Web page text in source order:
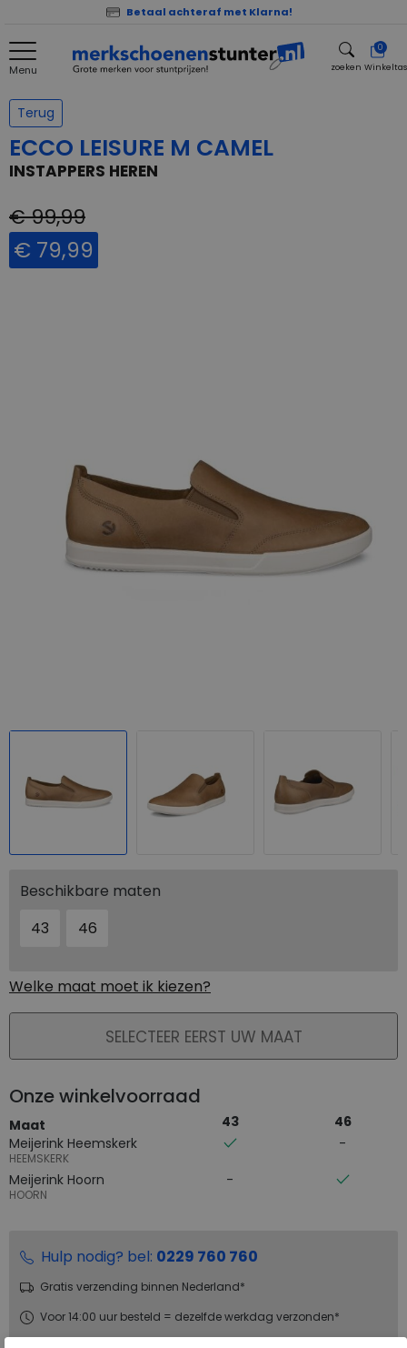
Betaal achteraf met Klarna!
Menu zoeken
0
Winkeltas
Terug
ECCO LEISURE M CAMEL
INSTAPPERS HEREN
€ 99,99
€ 79,99
Beschikbare maten
43
46
Welke maat moet ik kiezen?
PLAATS IN WINKELMAND
SELECTEER EERST UW MAAT
Onze winkelvoorraad
Maat 43
46
Meijerink Heemskerk
HEEMSKERK
Meijerink Hoorn
HOORN
Hulp nodig? bel: 0229 760 760
Gratis verzending binnen Nederland*
Voor 14:00 uur besteld = dezelfde werkdag verzonden*